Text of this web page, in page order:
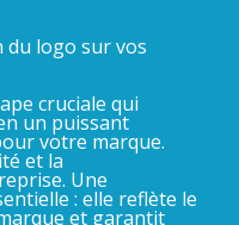
du logo sur vos
cruciale qui
un puissant
votre marque.
et la
Une
: elle reflète le
et garantit